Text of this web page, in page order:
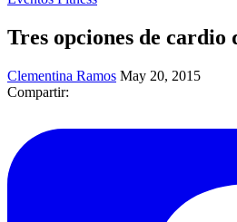
Tres opciones de cardio
Clementina Ramos May 20, 2015
Compartir: